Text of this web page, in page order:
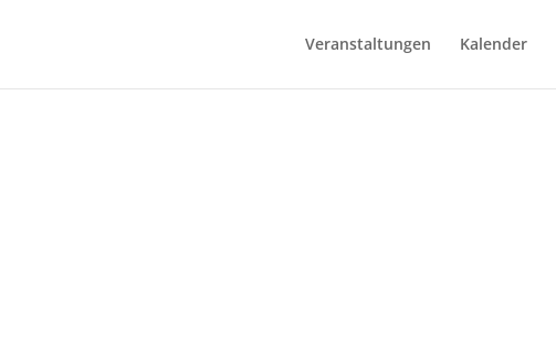
Veranstaltungen Kalender